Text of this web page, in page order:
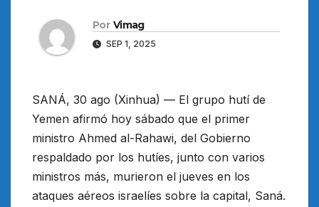
Por Vimag
SEP 1, 2025
SANÁ, 30 ago (Xinhua) — El grupo hutí de
Yemen afirmó hoy sábado que el primer
ministro Ahmed al-Rahawi, del Gobierno
respaldado por los hutíes, junto con varios
ministros más, murieron el jueves en los
ataques aéreos israelíes sobre la capital, Saná.